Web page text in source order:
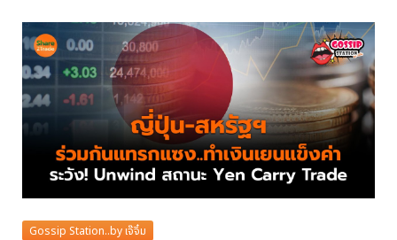
Gossip Station..by เจ๊จิ๋ม